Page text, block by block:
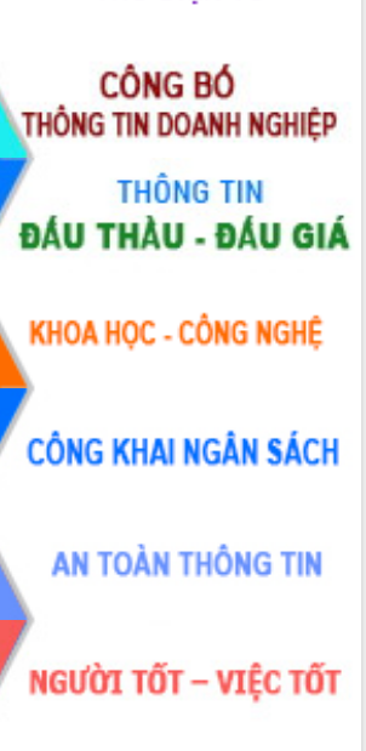
đổi
rộng
đại số
tác tổ
cử
nghị –
2026”
Cử tri Đắk
vào lá
kiện cho
hội
nhiệm kỳ
Quốc
diễn ra
định
Minh Chính
các dự
định cư tại
thống Gò
2026
tưởng niệm
Bính Ngọ
tăng